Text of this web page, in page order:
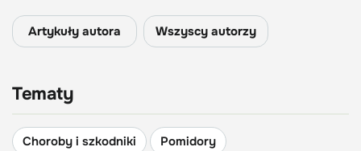
Artykuły autora Wszyscy autorzy
Tematy
Choroby i szkodniki
Pomidory